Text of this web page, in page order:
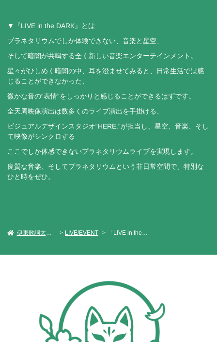
▼『LIVE in the DARK』とは
プラネタリウムでしか体験できない、音楽と星空、
そして暗闇が共鳴する全く新しい音楽エンターテインメント。
星々がひしめく暗闇の中、耳を澄ませてみると、日常生活では感
じることができなかった、
微かな音の“表情”をしっかりと感じることができるはずです。
全天周映像演出は数多くのライブ演出を手掛ける、
ビジュアルデザインスタジオ“HERE.”が担当し、星空、音楽、そし
て映像がシンクロする
ここでしか体感できないプラネタリウムライブを実現します。
良質な音楽、そしてプラネタリウムという非日常空間で、特別な
ひと時をぜひ。
伊東歌詞太郎 Official Web Site LIVE/EVENT 「LIVE in the DARK -Planetary Orbit-」